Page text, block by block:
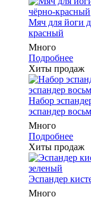
Мяч для йоги
красный
Много
Подробнее
Хиты продаж
Набор
эспандер
Много
Подробнее
Хиты продаж
Эспандер
Много